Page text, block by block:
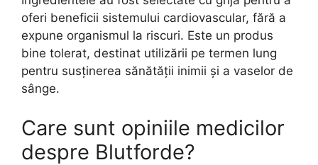
oferi beneficii sistemului cardiovascular, fără a
expune organismul la riscuri. Este un produs
bine tolerat, destinat utilizării pe termen lung
pentru susținerea sănătății inimii și a vaselor de
sânge.
Care sunt opiniile medicilor
despre Blutforde?